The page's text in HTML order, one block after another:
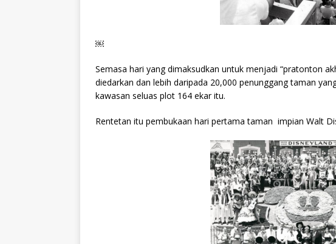
￼
Semasa hari yang dimaksudkan untuk menjadi “pratonton
diedarkan dan lebih daripada 20,000 penunggang taman
kawasan seluas plot 164 ekar itu.
Rentetan itu pembukaan hari pertama taman impian Walt